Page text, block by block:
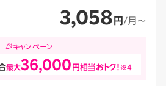
3,058 円 /月〜
キャンペーン
最大36,000 円相当おトク！※4